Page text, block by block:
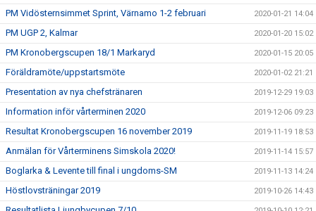
PM Vidösternsimmet Sprint, Värnamo 1-2 februari 2020-01-21 14:04
PM UGP 2, Kalmar 2020-01-20 15:02
PM Kronobergscupen 18/1 Markaryd 2020-01-15 20:05
Föräldramöte/uppstartsmöte 2020-01-02 21:21
Presentation av nya chefstränaren 2019-12-29 19:03
Information inför vårterminen 2020 2019-12-06 09:23
Resultat Kronobergscupen 16 november 2019 2019-11-19 18:53
Anmälan för Vårterminens Simskola 2020! 2019-11-14 15:57
Boglarka & Levente till final i ungdoms-SM 2019-11-13 14:24
Höstlovsträningar 2019 2019-10-26 14:43